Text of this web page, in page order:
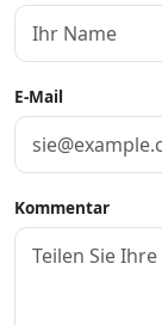
E-Mail
Kommentar